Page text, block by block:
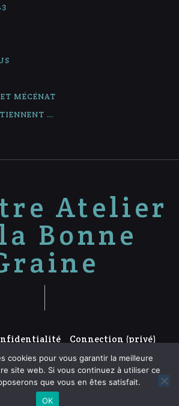
MÉCÉNAT
…
Atelier
Bonne
Connection (privé)
powered by WordPress.
cookies pour vous garantir la meilleure
site web. Si vous continuez à utiliser ce
que vous en êtes satisfait.
OK